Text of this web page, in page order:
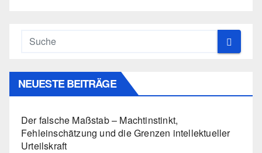
NEUESTE BEITRÄGE
Der falsche Maßstab – Machtinstinkt,
Fehleinschätzung und die Grenzen intellektueller
Urteilskraft